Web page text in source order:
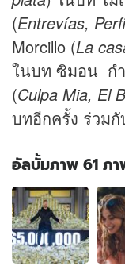
(Entrevías,
Morcillo (La
ในบท ซิมอน กำ
(Culpa Mia, El
บทอีกครั้ง ร่วมกั
อัลบั้มภาพ 61 ภ
อัลบั้ม
ภาพ
61
ภาพ
ของ